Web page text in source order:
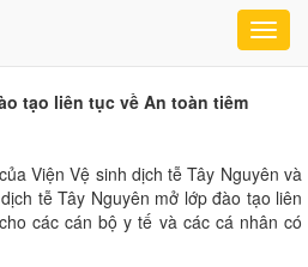
tạo liên tục về An toàn tiêm
Viện Vệ sinh dịch tễ Tây Nguyên và
tễ Tây Nguyên mở lớp đào tạo liên
các cán bộ y tế và các cá nhân có